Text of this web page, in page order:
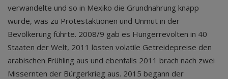
verwandelte und so in Mexiko die Grundnahrung knapp
wurde, was zu Protestaktionen und Unmut in der
Bevölkerung führte. 2008/9 gab es Hungerrevolten in 40
Staaten der Welt, 2011 lösten volatile Getreidepreise den
arabischen Frühling aus und ebenfalls 2011 brach nach zwei
Missernten der Bürgerkrieg aus. 2015 begann der